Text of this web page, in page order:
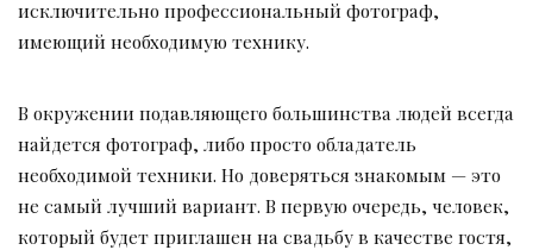
исключительно профессиональный фотограф,
имеющий необходимую технику.
В окружении подавляющего большинства людей всегда
найдется фотограф, либо просто обладатель
необходимой техники. Но доверяться знакомым — это
не самый лучший вариант. В первую очередь, человек,
который будет приглашен на свадьбу в качестве гостя,